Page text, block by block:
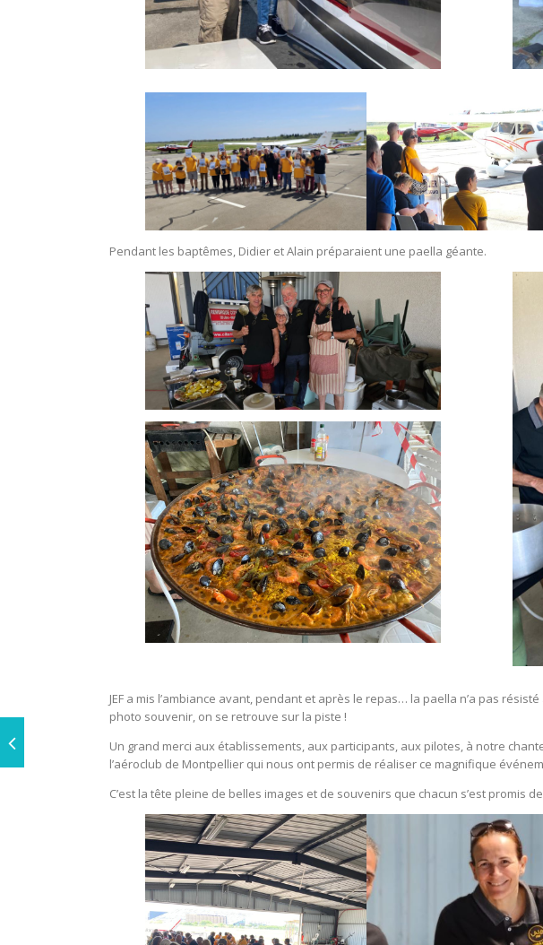
Pendant les baptêmes, Didier et Alain préparaient une paella géante.
JEF a mis l’ambiance avant, pendant et après le repas… la paella n’a pas
photo souvenir, on se retrouve sur la piste !
Un grand merci aux établissements, aux participants, aux pilotes, à notre
l’aéroclub de Montpellier qui nous ont permis de réaliser ce magnifique
C’est la tête pleine de belles images et de souvenirs que chacun s’est promis